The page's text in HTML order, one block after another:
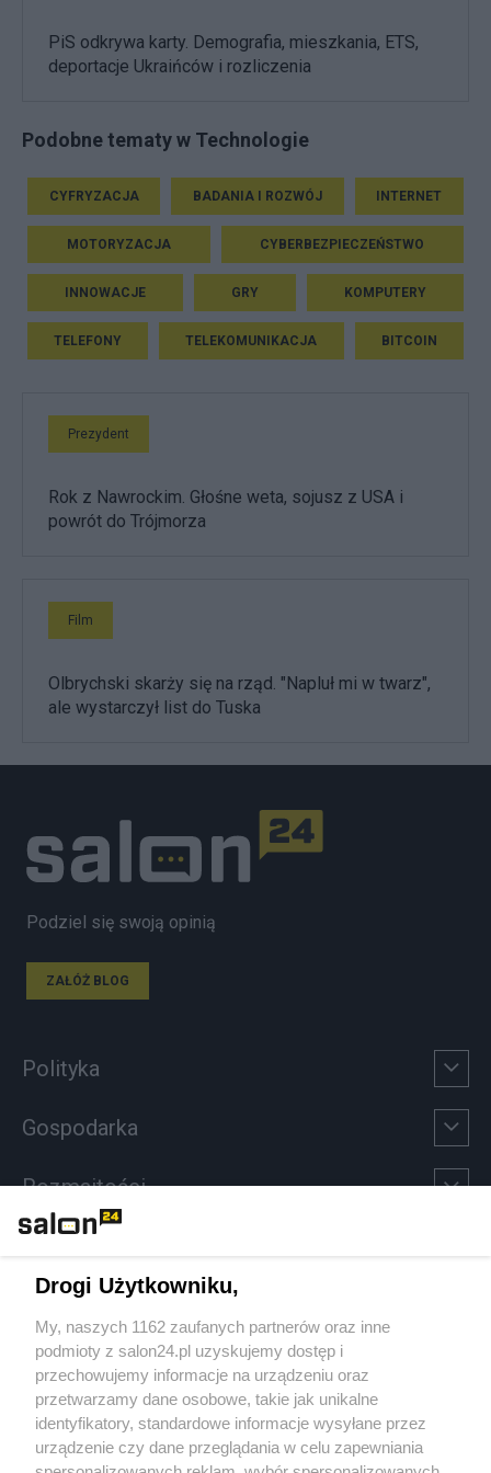
PiS odkrywa karty. Demografia, mieszkania, ETS,
deportacje Ukraińców i rozliczenia
Podobne tematy w Technologie
CYFRYZACJA BADANIA I ROZWÓJ INTERNET
MOTORYZACJA CYBERBEZPIECZEŃSTWO
INNOWACJE GRY KOMPUTERY
TELEFONY TELEKOMUNIKACJA BITCOIN
Prezydent
Rok z Nawrockim. Głośne weta, sojusz z USA i
powrót do Trójmorza
Film
Olbrychski skarży się na rząd. "Napluł mi w twarz",
ale wystarczył list do Tuska
Podziel się swoją opinią
ZAŁÓŻ BLOG
Polityka
Gospodarka
Rozmaitości
Sport
Społeczeństwo
Kultura
Drogi Użytkowniku,
My, naszych 1162 zaufanych partnerów oraz inne
podmioty z salon24.pl uzyskujemy dostęp i
przechowujemy informacje na urządzeniu oraz
przetwarzamy dane osobowe, takie jak unikalne
identyfikatory, standardowe informacje wysyłane przez
urządzenie czy dane przeglądania w celu zapewniania